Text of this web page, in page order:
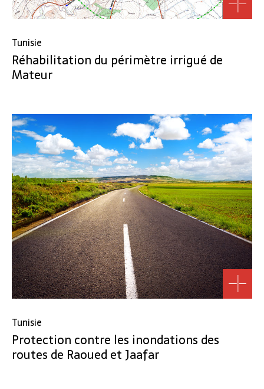
Tunisie
Réhabilitation du périmètre irrigué de
Mateur
Tunisie
Protection contre les inondations des
routes de Raoued et Jaafar